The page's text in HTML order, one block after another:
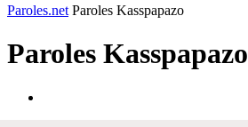
Paroles.net Paroles Kasspapazo
Paroles Kasspapazo